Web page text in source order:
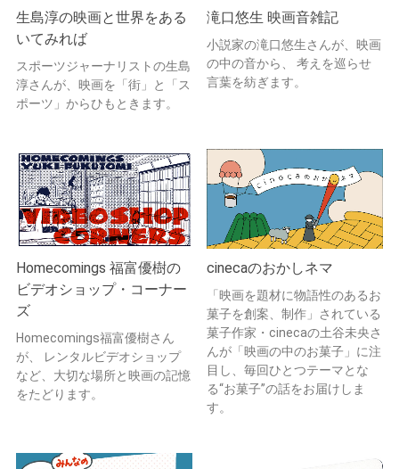
生島淳の映画と世界をある
いてみれば
スポーツジャーナリストの生島
淳さんが、映画を「街」と「ス
ポーツ」からひもときます。
滝口悠生 映画音雑記
小説家の滝口悠生さんが、映画
の中の音から、 考えを巡らせ
言葉を紡ぎます。
Homecomings 福富優樹の
ビデオショップ・コーナー
ズ
Homecomings福富優樹さん
が、 レンタルビデオショップ
など、大切な場所と映画の記憶
をたどります。
cinecaのおかしネマ
「映画を題材に物語性のあるお
菓子を創案、制作」されている
菓子作家・cinecaの土谷未央さ
んが「映画の中のお菓子」に注
目し、毎回ひとつテーマとな
る“お菓子”の話をお届けしま
す。